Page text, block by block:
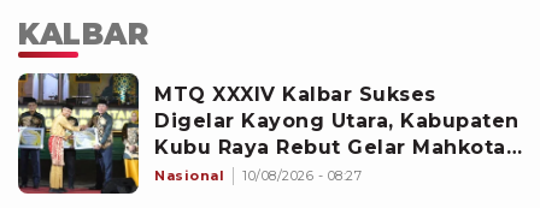
KALBAR
MTQ XXXIV Kalbar Sukses
Digelar Kayong Utara, Kabupaten
Kubu Raya Rebut Gelar Mahkota
dari Mempawah
Nasional 10/08/2026 - 08:27